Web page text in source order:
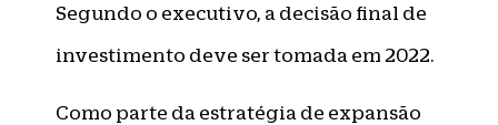
Segundo o executivo, a decisão final de
investimento deve ser tomada em 2022.
Como parte da estratégia de expansão